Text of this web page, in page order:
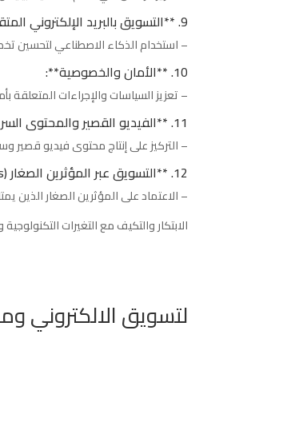
9. **التسويق بالبريد الإلكتروني المتقدم**:
– استخدام الذكاء الاصطناعي لتحسين
10. **الأمان والخصوصية**:
– تعزيز السياسات والإجراءات المتعلقة
11. **الفيديو القصير والمحتوى السريع**:
– التركيز على إنتاج محتوى فيديو قصير
12. **التسويق عبر المؤثرين الصغار (Micro-Influencers)**:
– الاعتماد على المؤثرين الصغار الذين
الابتكار والتكيف مع التغيرات
لتسويق الالكتروني